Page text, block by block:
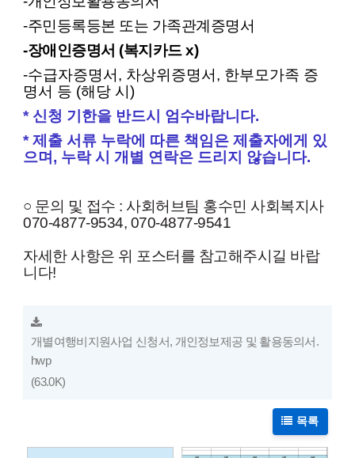
-주민등록등본 또는 가족관계증명서
-장애인증명서 (복지카드 x)
-수급자증명서 , 차상위증명서 , 한부모가족 증
명서 등 (해당 시 )
* 신청 기한을 반드시 엄수바랍니다.
* 제출 서류 누락에 따른 책임은 제출자에게 있
으며, 누락 시 개별 연락은 드리지 않습니다.
○ 문의 및 접수 : 사회허브팀 홍수민 사회복지사
070-4877-9534, 070-4877-9541
자세한 사항은 위 포스터를 참고해주시길 바랍
니다!
개별여행비지원사업 신청서, 개인정보제공 및 활용동의서.
hwp
(63.0K)
목록